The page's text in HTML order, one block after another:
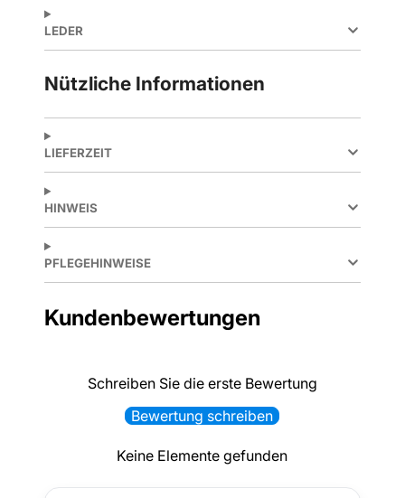
LEDER
Nützliche Informationen
LIEFERZEIT
HINWEIS
PFLEGEHINWEISE
Kundenbewertungen
Schreiben Sie die erste Bewertung
Bewertung schreiben
Keine Elemente gefunden